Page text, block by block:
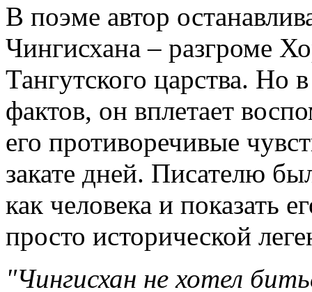
В поэме автор
Чингисхана – разгроме
Тангутского царства. Но
фактов, он вплетает
его противоречивые
закате дней. Писателю
как человека и показать
просто исторической
"Чингисхан не хотел